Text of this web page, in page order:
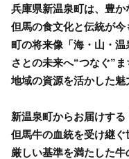
兵庫県新温泉町は、豊か
但馬の食文化と伝統が今
町の将来像「海・山・
さとの未来へ“つなぐ”ま
地域の資源を活かした魅
新温泉町からお届けする
但馬牛の血統を受け継ぐ
厳しい基準を満たした牛